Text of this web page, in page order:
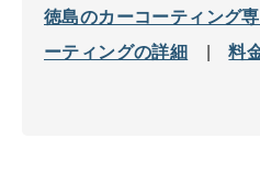
徳島のカーコーティング
ーティングの詳細
|料